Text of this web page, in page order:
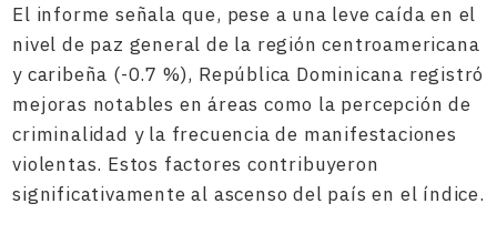
El informe señala que, pese a una leve caída en el
nivel de paz general de la región centroamericana
y caribeña (-0.7 %), República Dominicana registró
mejoras notables en áreas como la percepción de
criminalidad y la frecuencia de manifestaciones
violentas. Estos factores contribuyeron
significativamente al ascenso del país en el índice.